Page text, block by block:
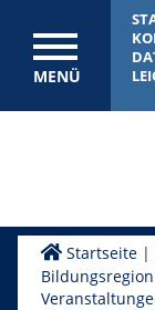
MENÜ
Startseite|
Bildungsregion